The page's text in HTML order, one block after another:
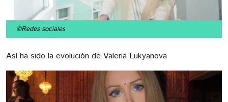
©Redes sociales
Así ha sido la evolución de Valeria Lukyanova